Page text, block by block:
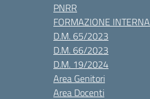
PNRR
FORMAZIONE INTERNA
D.M. 65/2023
D.M. 66/2023
D.M. 19/2024
Area Genitori
Area Docenti